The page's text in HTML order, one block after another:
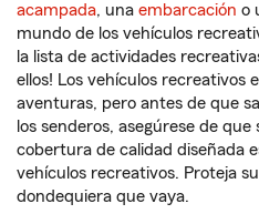
acampada, una embarcación o
mundo de los vehículos
la lista de actividades
ellos! Los vehículos recreativos
aventuras, pero antes de que
los senderos, asegúrese de
cobertura de calidad diseñada
vehículos recreativos. Proteja
dondequiera que vaya.